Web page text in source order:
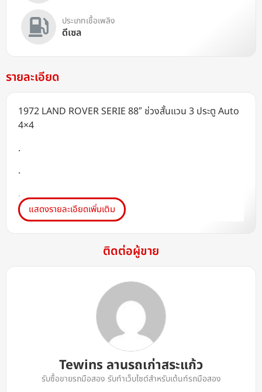
ประเภทเชื้อเพลิง
ดีเซล
รายละเอียด
1972 LAND ROVER SERIE 88″ ช่วงสั้นแวน 3 ประตู Auto
4×4
.
.
.
.
แสดงรายละเอียดเพิ่มเติม
ติดต่อผู้ขาย
Tewins ลานรถเก่าสระแก้ว
รับซื้อขายรถมือสอง รับทำเว็บไซต์สำหรับเต้นท์รถมือสอง